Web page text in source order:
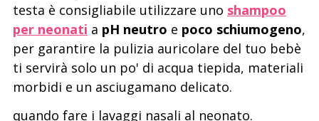
testa è consigliabile utilizzare uno shampoo
per neonati a pH neutro e poco schiumogeno,
per garantire la pulizia auricolare del tuo bebè
ti servirà solo un po' di acqua tiepida, materiali
morbidi e un asciugamano delicato.
quando fare i lavaggi nasali al neonato.